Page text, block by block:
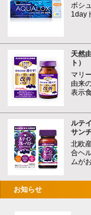
ボシ
1day
天然
ト）
マリ
由来
表示
ルテ
サン
北欧
合ヘ
ムが
お知らせ